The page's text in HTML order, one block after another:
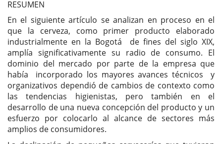
artículo
RESUMEN
En el siguiente artículo se analizan en proceso en el
que la cerveza, como primer producto elaborado
industrialmente en la Bogotá de fines del siglo XIX,
amplía significativamente su radio de consumo. El
dominio del mercado por parte de la empresa que
había incorporado los mayores avances técnicos y
organizativos dependió de cambios de contexto como
las tendencias higienistas, pero también en el
desarrollo de una nueva concepción del producto y un
esfuerzo por colocarlo al alcance de sectores más
amplios de consumidores.